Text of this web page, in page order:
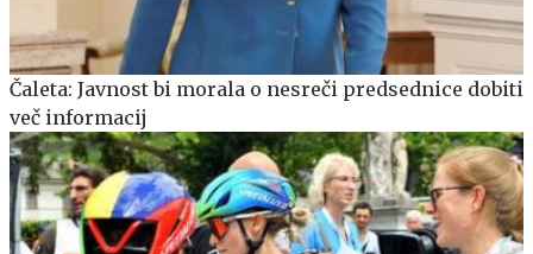
Čaleta: Javnost bi morala o nesreči predsednice dobiti
več informacij